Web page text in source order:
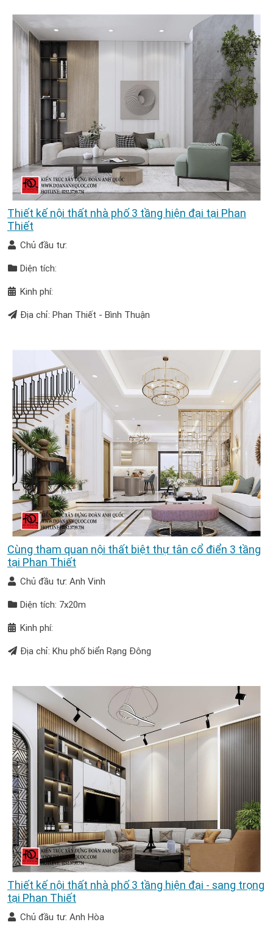
Thiết kế nội thất nhà phố 3 tầng hiện đại tại Phan
Thiết
Chủ đầu tư:
Diện tích:
Kinh phí:
Địa chỉ: Phan Thiết - Bình Thuận
Cùng tham quan nội thất biệt thự tân cổ điển 3 tầng
tại Phan Thiết
Chủ đầu tư: Anh Vinh
Diện tích: 7x20m
Kinh phí:
Địa chỉ: Khu phố biển Rạng Đông
Thiết kế nội thất nhà phố 3 tầng hiện đại - sang trọng
tại Phan Thiết
Chủ đầu tư: Anh Hòa